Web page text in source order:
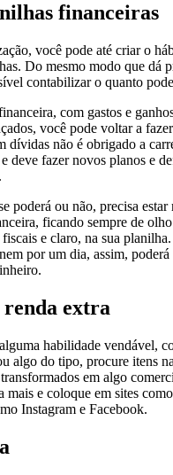
financeiras
você pode até criar o
Do mesmo modo que dá
contabilizar o quanto
com gastos e
você pode voltar a
dívidas não é obrigado a
deve fazer novos planos e
poderá ou não, precisa
ficando sempre de
e claro, na sua
por um dia, assim,
renda extra
habilidade vendável,
algo do tipo, procure itens
em algo
mais e coloque em sites
Instagram e Facebook.